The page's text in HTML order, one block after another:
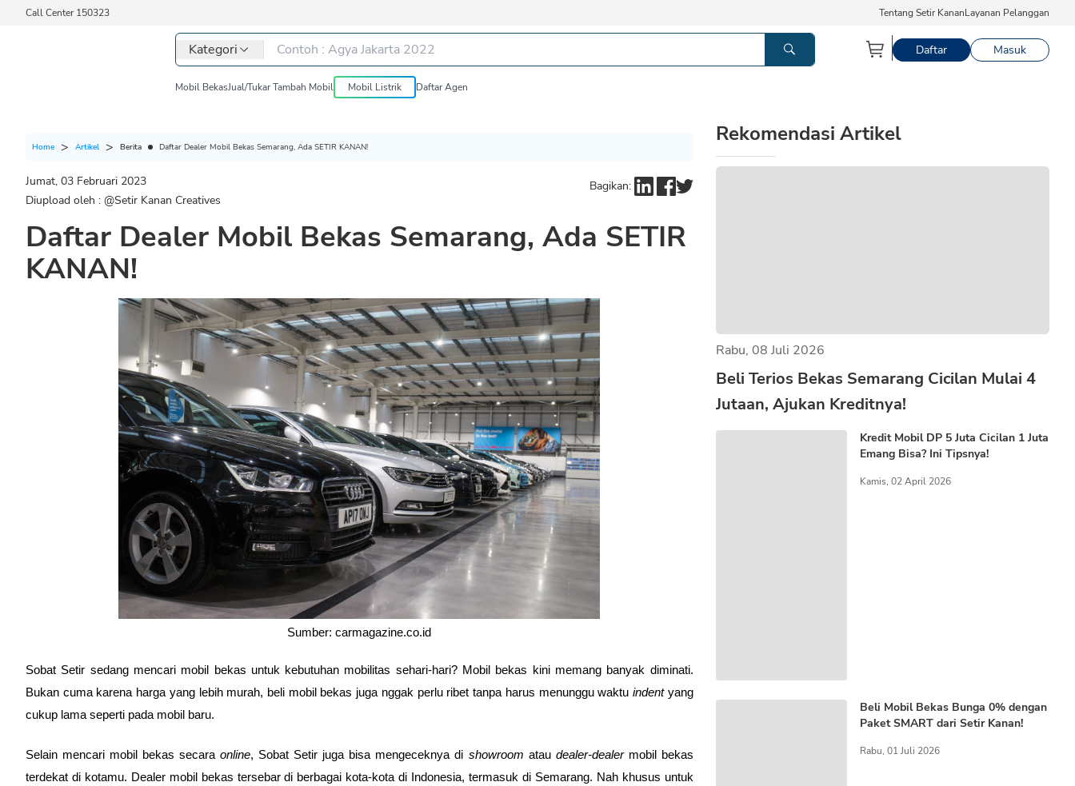
Call Center 150323 Tentang Setir KananLayanan Pelanggan
Kategori Daftar Masuk
Mobil BekasJual/Tukar Tambah Mobil Mobil Listrik Daftar Agen
Home Artikel Berita Daftar Dealer Mobil Bekas Semarang, Ada SETIR KANAN!
Jumat, 03 Februari 2023
Diupload oleh : @Setir Kanan Creatives
Bagikan:
Daftar Dealer Mobil Bekas Semarang, Ada SETIR
KANAN!
Sumber: carmagazine.co.id
Sobat Setir sedang mencari mobil bekas untuk kebutuhan mobilitas sehari-hari? Mobil bekas kini memang banyak diminati.
Bukan cuma karena harga yang lebih murah, beli mobil bekas juga nggak perlu ribet tanpa harus menunggu waktu indent yang
cukup lama seperti pada mobil baru.
Selain mencari mobil bekas secara online, Sobat Setir juga bisa mengeceknya di showroom atau dealer-dealer mobil bekas
terdekat di kotamu. Dealer mobil bekas tersebar di berbagai kota-kota di Indonesia, termasuk di Semarang. Nah khusus untuk
Rekomendasi Artikel
Rabu, 08 Juli 2026
Beli Terios Bekas Semarang Cicilan Mulai 4
Jutaan, Ajukan Kreditnya!
Kredit Mobil DP 5 Juta Cicilan 1 Juta
Emang Bisa? Ini Tipsnya!
Kamis, 02 April 2026
Beli Mobil Bekas Bunga 0% dengan
Paket SMART dari Setir Kanan!
Rabu, 01 Juli 2026